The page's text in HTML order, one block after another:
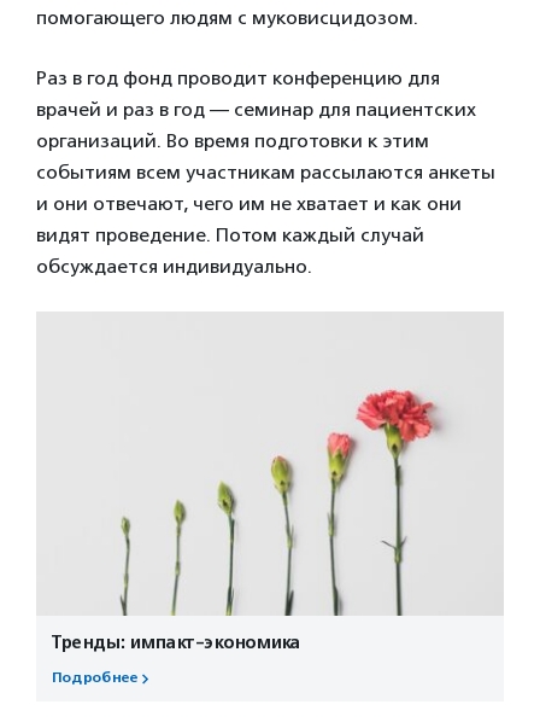
помогающего людям с муковисцидозом.
Раз в год фонд проводит конференцию для
врачей и раз в год — семинар для пациентских
организаций. Во время подготовки к этим
событиям всем участникам рассылаются анкеты
и они отвечают, чего им не хватает и как они
видят проведение. Потом каждый случай
обсуждается индивидуально.
Тренды: импакт-экономика
Подробнее